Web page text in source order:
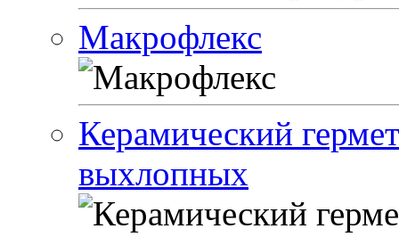
Макрофлекс
Керамический
выхлопных